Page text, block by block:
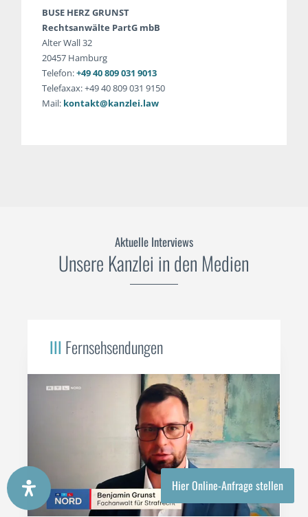
Hier Online-Anfrage stellen
BUSE HERZ GRUNST
Rechtsanwälte PartG mbB
Alter Wall 32
20457 Hamburg
Telefon:+49 40 809 031 9013
Telefaxax: +49 40 809 031 9150
Mail: kontakt@kanzlei.law
Aktuelle Interviews
Unsere Kanzlei in den Medien
III Fernsehsendungen